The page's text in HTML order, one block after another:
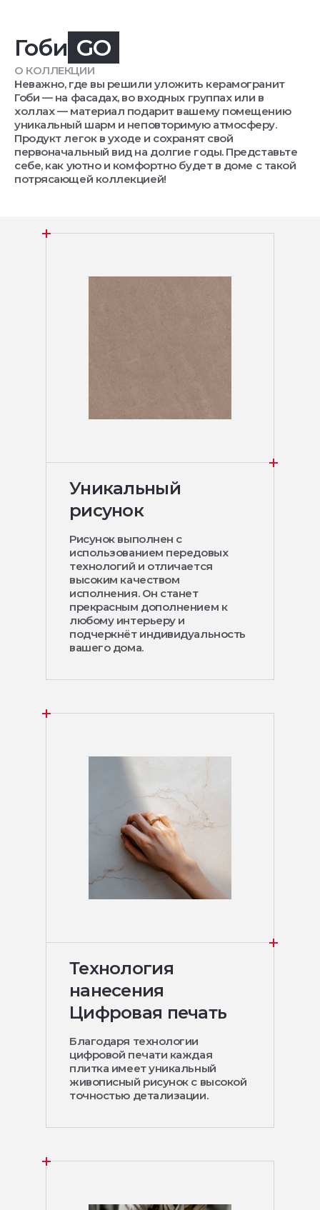
Гоби GO
О КОЛЛЕКЦИИ
Неважно, где вы решили уложить керамогранит
Гоби — на фасадах, во входных группах или в
холлах — материал подарит вашему помещению
уникальный шарм и неповторимую атмосферу.
Продукт легок в уходе и сохранят свой
первоначальный вид на долгие годы. Представьте
себе, как уютно и комфортно будет в доме с такой
потрясающей коллекцией!
Уникальный
рисунок
Рисунок выполнен с
использованием передовых
технологий и отличается
высоким качеством
исполнения. Он станет
прекрасным дополнением к
любому интерьеру и
подчеркнёт индивидуальность
вашего дома.
Технология
нанесения
Цифровая печать
Благодаря технологии
цифровой печати каждая
плитка имеет уникальный
живописный рисунок с высокой
точностью детализации.